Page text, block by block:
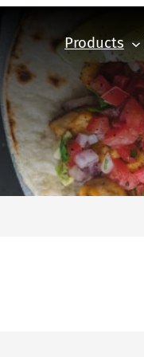
Products